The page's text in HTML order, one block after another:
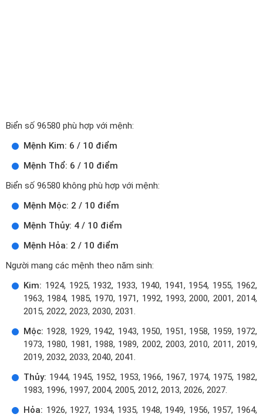
Biển số 96580 phù hợp với mệnh:
Mệnh Kim: 6 / 10 điểm
Mệnh Thổ: 6 / 10 điểm
Biển số 96580 không phù hợp với mệnh:
Mệnh Mộc: 2 / 10 điểm
Mệnh Thủy: 4 / 10 điểm
Mệnh Hỏa: 2 / 10 điểm
Người mang các mệnh theo năm sinh:
Kim: 1924, 1925, 1932, 1933, 1940, 1941, 1954, 1955, 1962,
1963, 1984, 1985, 1970, 1971, 1992, 1993, 2000, 2001, 2014,
2015, 2022, 2023, 2030, 2031.
Mộc: 1928, 1929, 1942, 1943, 1950, 1951, 1958, 1959, 1972,
1973, 1980, 1981, 1988, 1989, 2002, 2003, 2010, 2011, 2019,
2019, 2032, 2033, 2040, 2041.
Thủy: 1944, 1945, 1952, 1953, 1966, 1967, 1974, 1975, 1982,
1983, 1996, 1997, 2004, 2005, 2012, 2013, 2026, 2027.
Hỏa: 1926, 1927, 1934, 1935, 1948, 1949, 1956, 1957, 1964,